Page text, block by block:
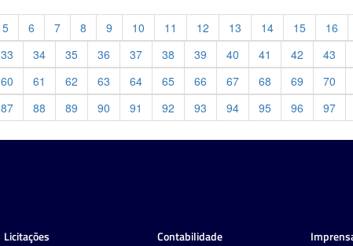
5 6 7 8 9 10 11 12 13 14 15 16
33 34 35 36 37 38 39 40 41 42 43
60 61 62 63 64 65 66 67 68 69 70
87 88 89 90 91 92 93 94 95 96 97
Licitações
Contabilidade